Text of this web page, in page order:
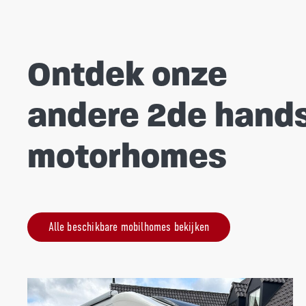
Ontdek onze
andere 2de
motorhomes
Alle beschikbare mobilhomes bekijken